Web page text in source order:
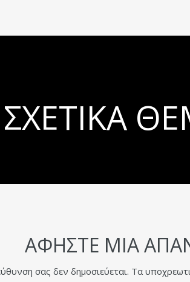
ΣΧΕΤΙΚΆ
ΑΦΉΣΤΕ ΜΙΑ
σας δεν δημοσιεύεται. Τα